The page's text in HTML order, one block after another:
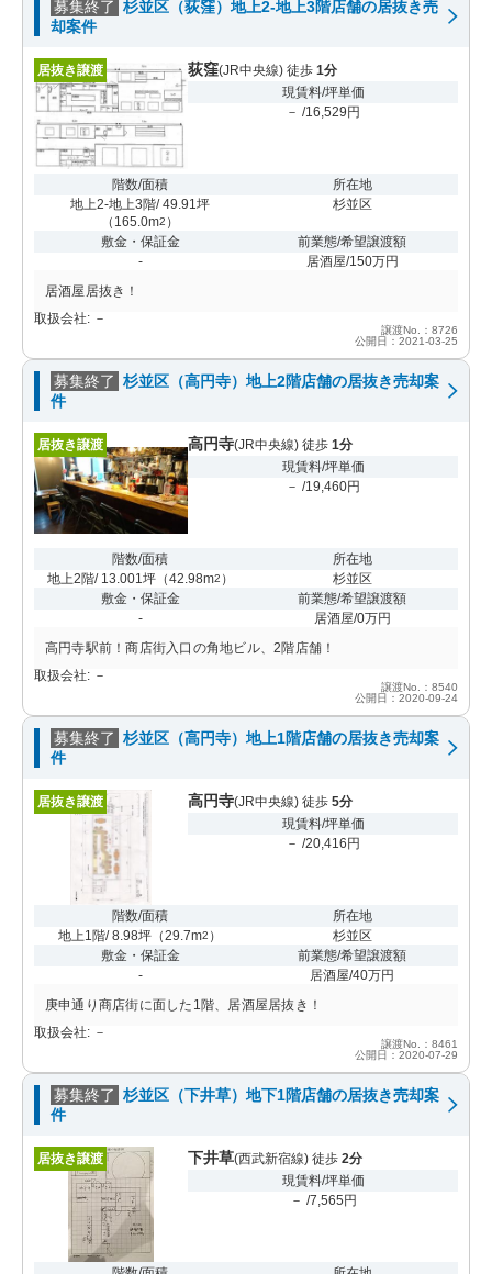
募集終了 杉並区（荻窪）地上2-地上3階店舗の居抜き売
却案件
居抜き譲渡 荻窪(JR中央線) 徒歩 1分
現賃料/坪単価
－ /16,529円
階数/面積
地上2-地上3階/ 49.91坪
（ 165.0m2 ）
所在地
杉並区
敷金・保証金
-
前業態/希望譲渡額
居酒屋/150万円
居酒屋居抜き！
取扱会社: －
譲渡No.：8726
公開日：2021-03-25
募集終了 杉並区（高円寺）地上2階店舗の居抜き売却案
件
居抜き譲渡 高円寺(JR中央線) 徒歩 1分
現賃料/坪単価
－ /19,460円
階数/面積
地上2階/ 13.001坪（42.98m2 ）
所在地
杉並区
敷金・保証金
-
前業態/希望譲渡額
居酒屋/0万円
高円寺駅前！商店街入口の角地ビル、2階店舗！
取扱会社: －
譲渡No.：8540
公開日：2020-09-24
募集終了 杉並区（高円寺）地上1階店舗の居抜き売却案
件
居抜き譲渡 高円寺(JR中央線) 徒歩 5分
現賃料/坪単価
－ /20,416円
階数/面積
地上1階/ 8.98坪 （29.7m2 ）
所在地
杉並区
敷金・保証金
-
前業態/希望譲渡額
居酒屋/40万円
庚申通り商店街に面した1階、居酒屋居抜き！
取扱会社: －
譲渡No.：8461
公開日：2020-07-29
募集終了 杉並区（下井草）地下1階店舗の居抜き売却案
件
居抜き譲渡 下井草(西武新宿線) 徒歩 2分
現賃料/坪単価
－ /7,565円